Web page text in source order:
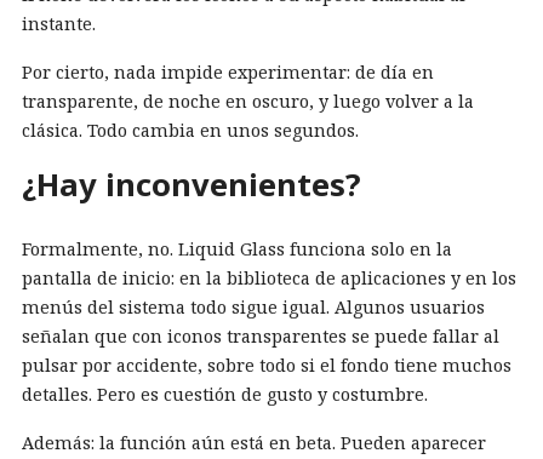
instante.
Por cierto, nada impide experimentar: de día en
transparente, de noche en oscuro, y luego volver a la
clásica. Todo cambia en unos segundos.
¿Hay inconvenientes?
Formalmente, no. Liquid Glass funciona solo en la
pantalla de inicio: en la biblioteca de aplicaciones y en los
menús del sistema todo sigue igual. Algunos usuarios
señalan que con iconos transparentes se puede fallar al
pulsar por accidente, sobre todo si el fondo tiene muchos
detalles. Pero es cuestión de gusto y costumbre.
Además: la función aún está en beta. Pueden aparecer